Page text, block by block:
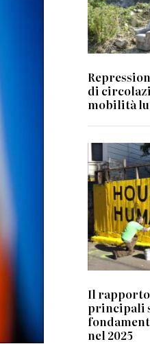
di
mobilità
©
2015,
Share Alike
Il rapporto
principali
nel 2025